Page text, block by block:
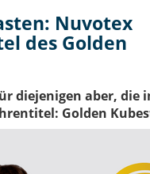
Nuvotex
des Golden
diejenigen aber, die
Golden